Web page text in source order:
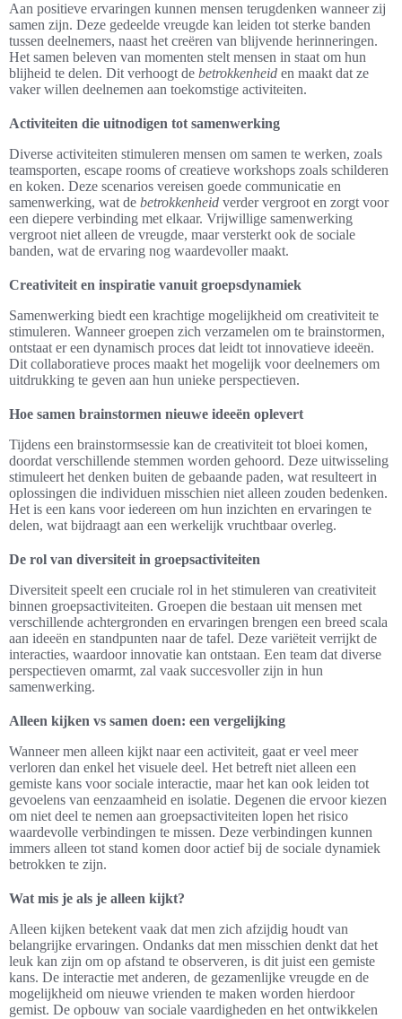
Aan positieve ervaringen kunnen mensen terugdenken wanneer zij
samen zijn. Deze gedeelde vreugde kan leiden tot sterke banden
tussen deelnemers, naast het creëren van blijvende herinneringen.
Het samen beleven van momenten stelt mensen in staat om hun
blijheid te delen. Dit verhoogt de betrokkenheid en maakt dat ze
vaker willen deelnemen aan toekomstige activiteiten.
Activiteiten die uitnodigen tot samenwerking
Diverse activiteiten stimuleren mensen om samen te werken, zoals
teamsporten, escape rooms of creatieve workshops zoals schilderen
en koken. Deze scenarios vereisen goede communicatie en
samenwerking, wat de betrokkenheid verder vergroot en zorgt voor
een diepere verbinding met elkaar. Vrijwillige samenwerking
vergroot niet alleen de vreugde, maar versterkt ook de sociale
banden, wat de ervaring nog waardevoller maakt.
Creativiteit en inspiratie vanuit groepsdynamiek
Samenwerking biedt een krachtige mogelijkheid om creativiteit te
stimuleren. Wanneer groepen zich verzamelen om te brainstormen,
ontstaat er een dynamisch proces dat leidt tot innovatieve ideeën.
Dit collaboratieve proces maakt het mogelijk voor deelnemers om
uitdrukking te geven aan hun unieke perspectieven.
Hoe samen brainstormen nieuwe ideeën oplevert
Tijdens een brainstormsessie kan de creativiteit tot bloei komen,
doordat verschillende stemmen worden gehoord. Deze uitwisseling
stimuleert het denken buiten de gebaande paden, wat resulteert in
oplossingen die individuen misschien niet alleen zouden bedenken.
Het is een kans voor iedereen om hun inzichten en ervaringen te
delen, wat bijdraagt aan een werkelijk vruchtbaar overleg.
De rol van diversiteit in groepsactiviteiten
Diversiteit speelt een cruciale rol in het stimuleren van creativiteit
binnen groepsactiviteiten. Groepen die bestaan uit mensen met
verschillende achtergronden en ervaringen brengen een breed scala
aan ideeën en standpunten naar de tafel. Deze variëteit verrijkt de
interacties, waardoor innovatie kan ontstaan. Een team dat diverse
perspectieven omarmt, zal vaak succesvoller zijn in hun
samenwerking.
Alleen kijken vs samen doen: een vergelijking
Wanneer men alleen kijkt naar een activiteit, gaat er veel meer
verloren dan enkel het visuele deel. Het betreft niet alleen een
gemiste kans voor sociale interactie, maar het kan ook leiden tot
gevoelens van eenzaamheid en isolatie. Degenen die ervoor kiezen
om niet deel te nemen aan groepsactiviteiten lopen het risico
waardevolle verbindingen te missen. Deze verbindingen kunnen
immers alleen tot stand komen door actief bij de sociale dynamiek
betrokken te zijn.
Wat mis je als je alleen kijkt?
Alleen kijken betekent vaak dat men zich afzijdig houdt van
belangrijke ervaringen. Ondanks dat men misschien denkt dat het
leuk kan zijn om op afstand te observeren, is dit juist een gemiste
kans. De interactie met anderen, de gezamenlijke vreugde en de
mogelijkheid om nieuwe vrienden te maken worden hierdoor
gemist. De opbouw van sociale vaardigheden en het ontwikkelen